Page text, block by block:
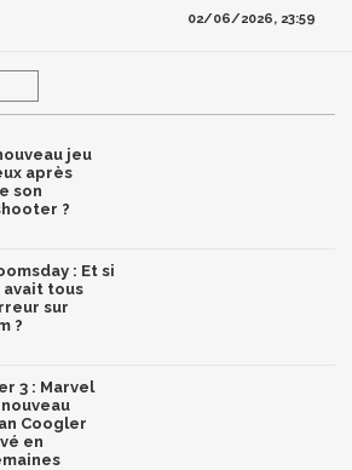
02/06/2026, 23:59
jeu
après
son
?
: Et si
avait tous
sur
?
3 : Marvel
Coogler
en